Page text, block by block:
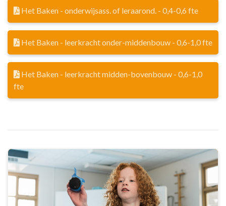
Het Baken - onderwijsass. of leraarond. - 0,4-0,6 fte
Het Baken - leerkracht onder-middenbouw - 0,6-1,0 fte
Het Baken - leerkracht midden-bovenbouw - 0,6-1,0
fte